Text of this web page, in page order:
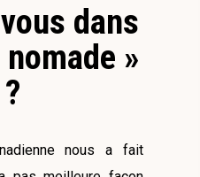
dans
»
nous a fait